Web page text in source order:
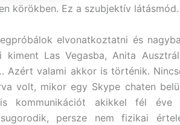
körökben. Ez a szubjektív látásmód.
elvonatkoztatni és
kiment Las Vegasba, Anita
Azért valami akkor is történik.
volt, mikor egy Skype chaten
kommunikációt akikkel fél éve
persze nem fizikai